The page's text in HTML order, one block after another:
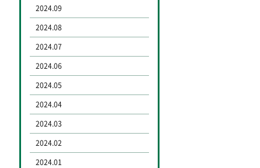
2024.09
2024.08
2024.07
2024.06
2024.05
2024.04
2024.03
2024.02
2024.01